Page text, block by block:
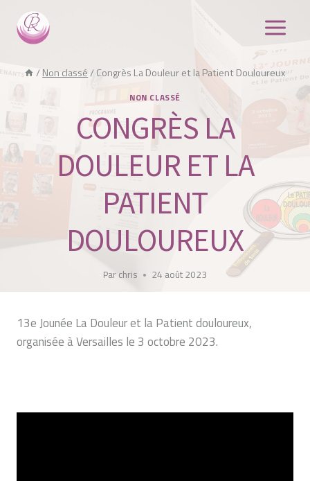
contenu
/Non classé/ Congrès La Douleur et la Patient Douloureux
NON CLASSÉ
CONGRÈS LA
DOULEUR ET LA
PATIENT
DOULOUREUX
Par chris 24 août 2023
13e Jounée La Douleur et la Patient douloureux,
organisée à Versailles le 3 octobre 2023.